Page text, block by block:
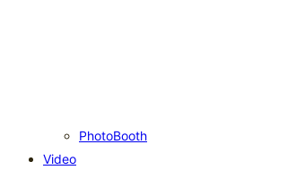
PhotoBooth
Video